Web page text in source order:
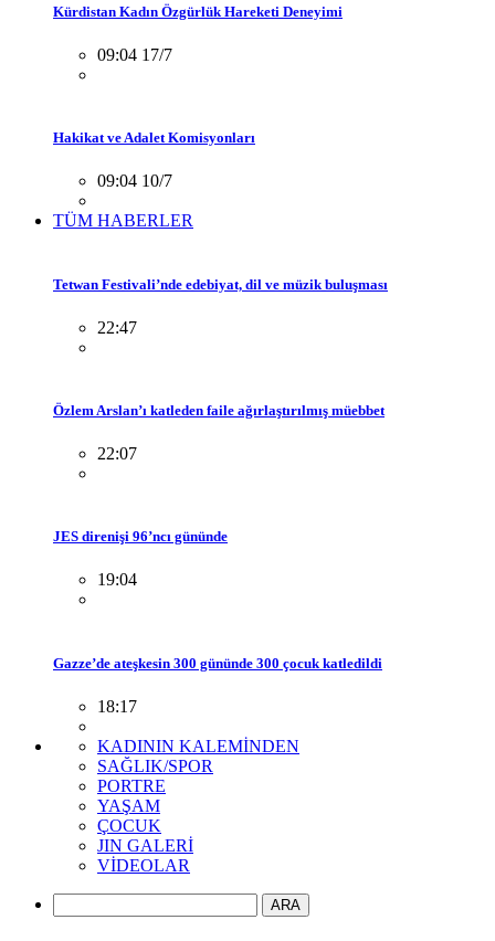
Kürdistan Kadın Özgürlük Hareketi Deneyimi
09:04 17/7
Hakikat ve Adalet Komisyonları
09:04 10/7
TÜM HABERLER
Tetwan Festivali’nde edebiyat, dil ve müzik buluşması
22:47
Özlem Arslan’ı katleden faile ağırlaştırılmış müebbet
22:07
JES direnişi 96’ncı gününde
19:04
Gazze’de ateşkesin 300 gününde 300 çocuk katledildi
18:17
KADININ KALEMİNDEN
SAĞLIK/SPOR
PORTRE
YAŞAM
ÇOCUK
JIN GALERİ
VİDEOLAR
ARA